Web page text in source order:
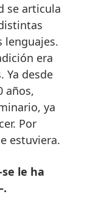
se articula
lenguajes.
era
Ya desde
años,
ya
Por
estuviera.
le ha